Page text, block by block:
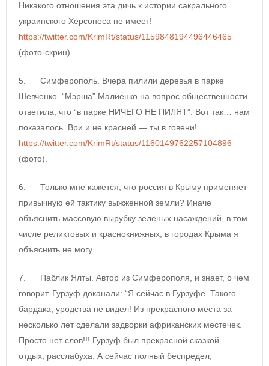
Никакого отношения эта дичь к истории сакрального
украинского Херсонеса не имеет!
https://twitter.com/KrimRt/status/1159848194496446465
(фото-скрин).
5. Симферополь. Вчера пилили деревья в парке
Шевченко. “Мэрша” Малиенко на вопрос общественности
ответила, что “в парке НИЧЕГО НЕ ПИЛЯТ”. Вот так… нам
показалось. Ври и не красней — ты в говени!
https://twitter.com/KrimRt/status/1160149762257104896
(фото).
6. Только мне кажется, что россия в Крыму применяет
привычную ей тактику выжженной земли? Иначе
объяснить массовую вырубку зеленых насаждений, в том
числе реликтовых и краснокнижных, в городах Крыма я
объяснить не могу.
7. Паблик Ялты. Автор из Симферополя, и знает, о чем
говорит. Гурзуф доканали: “Я сейчас в Гурзуфе. Такого
бардака, уродства не видел! Из прекрасного места за
несколько лет сделали задворки африканских местечек.
Просто нет слов!!! Гурзуф был прекрасной сказкой —
отдых, расслабуха. А сейчас полный беспредел,